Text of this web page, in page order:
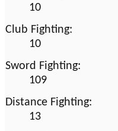
10
Club Fighting:
10
Sword Fighting:
109
Distance Fighting:
13